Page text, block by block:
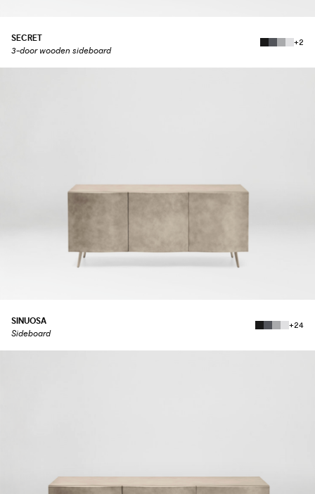
SECRET
3-door wooden sideboard
+2
SINUOSA
Sideboard
+24